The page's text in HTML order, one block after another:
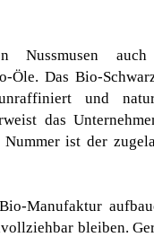
Nussmusen auch
Öle. Das Bio-
und
das
ist der
Manufaktur
bleiben.